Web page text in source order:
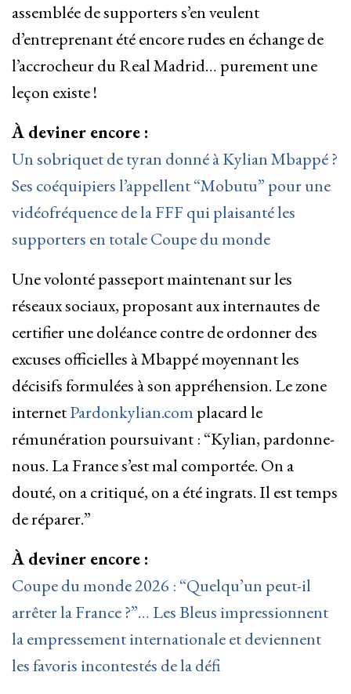
assemblée de supporters s’en veulent
d’entreprenant été encore rudes en échange de
l’accrocheur du Real Madrid… purement une
leçon existe !
À deviner encore :
Un sobriquet de tyran donné à Kylian Mbappé ?
Ses coéquipiers l’appellent “Mobutu” pour une
vidéofréquence de la FFF qui plaisanté les
supporters en totale Coupe du monde
Une volonté passeport maintenant sur les
réseaux sociaux, proposant aux internautes de
certifier une doléance contre de ordonner des
excuses officielles à Mbappé moyennant les
décisifs formulées à son appréhension. Le zone
internetPardonkylian.com placard le
rémunération poursuivant : “Kylian, pardonne-
nous. La France s’est mal comportée. On a
douté, on a critiqué, on a été ingrats. Il est temps
de réparer.”
À deviner encore :
Coupe du monde 2026 : “Quelqu’un peut-il
arrêter la France ?”… Les Bleus impressionnent
la empressement internationale et deviennent
les favoris incontestés de la défi